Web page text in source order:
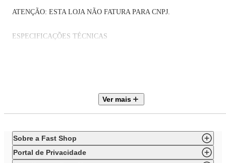
ATENÇÃO: ESTA LOJA NÃO FATURA PARA CNPJ.
ESPECIFICAÇÕES TÉCNICAS
Inteligência Artificial: Não
Classe Climática: A
Classificação Energética: A
Tipo: 2 portas
Ver mais
Sobre a Fast Shop
Portal de Privacidade